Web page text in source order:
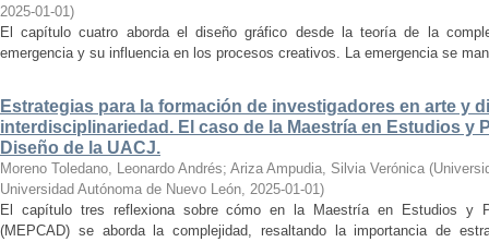
2025-01-01)
El capítulo cuatro aborda el diseño gráfico desde la teoría de la
emergencia y su influencia en los procesos creativos. La emergencia se
Estrategias para la formación de investigadores en arte y
interdisciplinariedad. El caso de la Maestría en Estudios y
Diseño de la UACJ.
Moreno Toledano, Leonardo Andrés; Ariza Ampudia, Silvia Verónica (
Universidad Autónoma de Nuevo León, 2025-01-01)
El capítulo tres reflexiona sobre cómo en la Maestría en Estudios y
(MEPCAD) se aborda la complejidad, resaltando la importancia de